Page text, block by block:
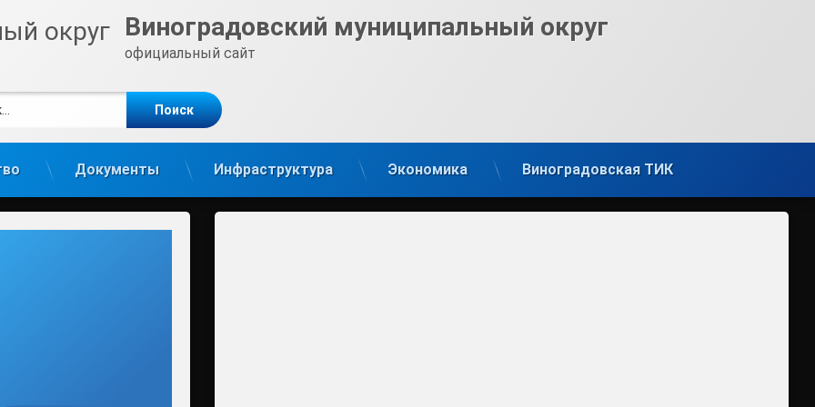
Виноградовский муниципальный округ
официальный сайт
Документы Инфраструктура Экономика Виноградовская ТИК